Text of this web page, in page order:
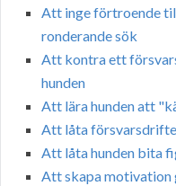
Att inge förtroende
ronderande sök
Att kontra ett
hunden
Att lära hunden att
Att låta
Att låta hunden bita
Att skapa motivation